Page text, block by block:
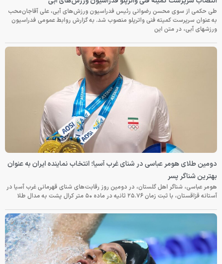
طی حکمی از سوی محسن رضوانی رئیس فدراسیون ورزش‌های آبی، علی آقاجان‌محب
به عنوان سرپرست کمیته فنی واترپلو منصوب شد. به گزارش روابط عمومی فدراسیون
ورزشهای آبی، در متن این
دومین طلای هومر عباسی در شنای غرب آسیا؛ انتخاب نماینده ایران به عنوان
بهترین شناگر پسر
هومر عباسی، شناگر اهل گلستان، در دومین روز رقابت‌های شنای قهرمانی غرب آسیا در
آستانه قزاقستان، با ثبت زمان ۲۵.۷۶ ثانیه در ماده ۵۰ متر کرال پشت به مدال طلا